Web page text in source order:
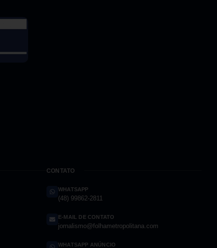
CONTATO
WHATSAPP
(48) 99862-2811
E-MAIL DE CONTATO
jornalismo@folhametropolitana.com
WHATSAPP ANÚNCIO